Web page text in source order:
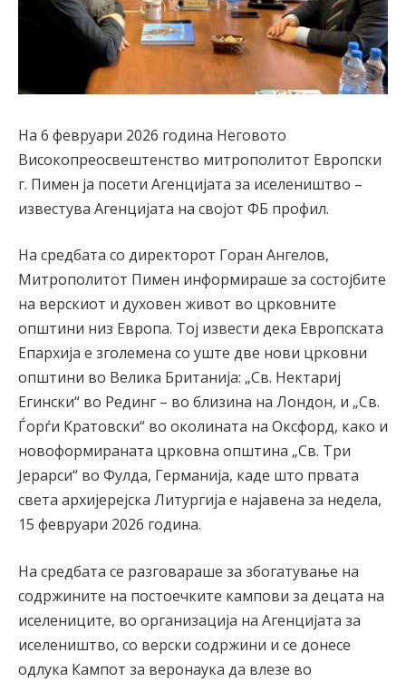
На 6 февруари 2026 година Неговото
Високопреосвештенство митрополитот Европски
г. Пимен ја посети Агенцијата за иселеништво –
известува Агенцијата на својот ФБ профил.
На средбата со директорот Горан Ангелов,
Митрополитот Пимен информираше за состојбите
на верскиот и духовен живот во црковните
општини низ Европа. Тој извести дека Европската
Епархија е зголемена со уште две нови црковни
општини во Велика Британија: „Св. Нектариј
Егински“ во Рединг – во близина на Лондон, и „Св.
Ѓорѓи Кратовски“ во околината на Оксфорд, како и
новоформираната црковна општина „Св. Три
Јерарси“ во Фулда, Германија, каде што првата
света архијерејска Литургија е најавена за недела,
15 февруари 2026 година.
На средбата се разговараше за збогатување на
содржините на постоечките кампови за децата на
иселениците, во организација на Агенцијата за
иселеништво, со верски содржини и се донесе
одлука Кампот за веронаука да влезе во